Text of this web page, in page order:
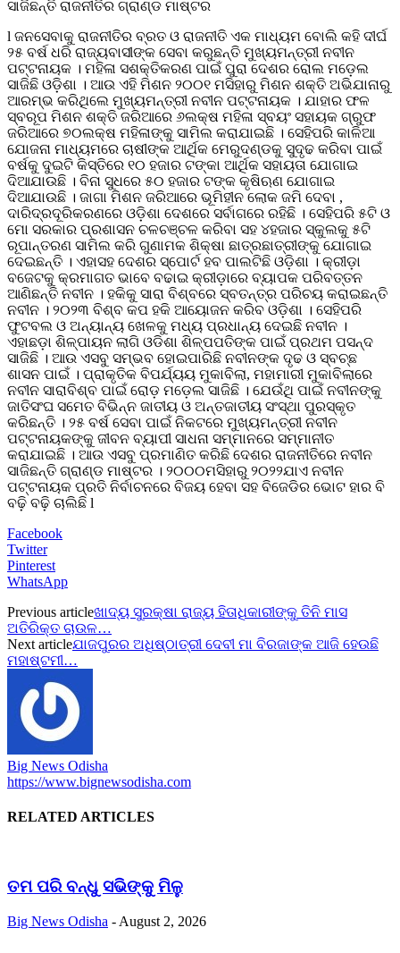
ସାଜିଛନ୍ତି ରାଜନୀତିର ଗ୍ରାଣ୍ଡ ମାଷ୍ଟର
l ଜନସେବାକୁ ରାଜନୀତିର ବ୍ରତ ଓ ରାଜନୀତି ଏକ ମାଧ୍ୟମ ବୋଲି କହି ଦୀର୍ଘ
୨୫ ବର୍ଷ ଧରି ରାଜ୍ୟବାସୀଙ୍କ ସେବା କରୁଛନ୍ତି ମୁଖ୍ୟମନ୍ତ୍ରୀ ନବୀନ
ପଟ୍ଟନାୟକ । ମହିଳା ସଶକ୍ତିକରଣ ପାଇଁ ପୁରା ଦେଶର ରୋଲ ମଡ଼େଲ
ସାଜିଛି ଓଡ଼ିଶା । ଆଉ ଏହି ମିଶନ ୨୦୦୧ ମସିହାରୁ ମିଶନ ଶକ୍ତି ଅଭିଯାନାରୁ
ଆରମ୍ଭ କରିଥିଲେ ମୁଖ୍ୟମନ୍ତ୍ରୀ ନବୀନ ପଟ୍ଟନାୟକ । ଯାହାର ଫଳ
ସ୍ବରୂପ ମିଶନ ଶକ୍ତି ଜରିଆରେ ୬ଲକ୍ଷ ମହିଳା ସ୍ବୟଂ ସହାୟକ ଗ୍ରୁଫ
ଜରିଆରେ ୭୦ଲକ୍ଷ ମହିଳାଙ୍କୁ ସାମିଲ କରାଯାଇଛି । ସେହିପରି କାଳିଆ
ଯୋଜନା ମାଧ୍ୟମରେ ଚାଷୀଙ୍କ ଆର୍ଥିକ ମେରୁଦଣ୍ଡକୁ ସୁଦୃଢ କରିବା ପାଇଁ
ବର୍ଷକୁ ଦୁଇଟି କିସ୍ତିରେ ୧୦ ହଜାର ଟଙ୍କା ଆର୍ଥିକ ସହାୟତା ଯୋଗାଇ
ଦିଆଯାଉଛି । ବିନା ସୁଧରେ ୫୦ ହଜାର ଟଙ୍କ କୃଷିଋଣ ଯୋଗାଇ
ଦିଆଯାଉଛି । ଜାଗା ମିଶନ ଜରିଆରେ ଭୂମିହୀନ ଲୋକ ଜମି ଦେବା ,
ଦାରିଦ୍ରଦୂରିକରଣରେ ଓଡ଼ିଶା ଦେଶରେ ସର୍ବାଗରେ ରହିଛି । ସେହିପରି ୫ଟି ଓ
ମୋ ସରକାର ପ୍ରଶାସନ ଚଳଚଞ୍ଚଳ କରିବା ସହ ୪ହଜାର ସ୍କୁଲକୁ ୫ଟି
ରୂପାନ୍ତରଣ ସାମିଲ କରି ଗୁଣାମକ ଶିକ୍ଷା ଛାତ୍ରଛାତ୍ରୀଙ୍କୁ ଯୋଗାଇ
ଦେଇଛନ୍ତି । ଏହାସହ ଦେଶର ସ୍ପୋର୍ଟ ହବ ପାଲଟିଛି ଓଡ଼ିଶା । କ୍ରୀଡ଼ା
ବଜେଟକୁ କ୍ରମାଗତ ଭାବେ ବଢାଇ କ୍ରୀଡ଼ାରେ ବ୍ୟାପକ ପରିବତ୍ତନ
ଆଣିଛନ୍ତି ନବୀନ । ହକିକୁ ସାରା ବିଶ୍ବରେ ସ୍ବତନ୍ତ୍ର ପରିଚୟ କରାଇଛନ୍ତି
ନବୀନ । ୨୦୨୩ ବିଶ୍ବ କପ ହକି ଆୟୋଜନ କରିବ ଓଡ଼ିଶା । ସେହିପରି
ଫୁଟବଲ ଓ ଅନ୍ୟାନ୍ୟ ଖେଳକୁ ମଧ୍ୟ ପ୍ରଧାନ୍ୟ ଦେଇଛି ନବୀନ ।
ଏହାଛଡ଼ା ଶିଳ୍ପାୟନ ଲାଗି ଓଡିଶା ଶିଳ୍ପପତିଙ୍କ ପାଇଁ ପ୍ରଥମ ପସନ୍ଦ
ସାଜିଛି । ଆଉ ଏସବୁ ସମ୍ଭବ ହୋଇପାରିଛି ନବୀନଙ୍କ ଦୃଢ ଓ ସ୍ବଚ୍ଛ
ଶାସନ ପାଇଁ । ପ୍ରାକୃତିକ ବିପର୍ଯ୍ୟୟ ମୁକାବିଲା, ମହାମାରୀ ମୁକାବିଲାରେ
ନବୀନ ସାରାବିଶ୍ବ ପାଇଁ ରୋଡ଼ ମଡ଼େଲ ସାଜିଛି । ଯେଉଁଥି ପାଇଁ ନବୀନଙ୍କୁ
ଜାତିସଂଘ ସମେତ ବିଭିନ୍ନ ଜାତୀୟ ଓ ଅନ୍ତଜାତୀୟ ସଂସ୍ଥା ପୁରସ୍କୃତ
କରିଛନ୍ତି । ୨୫ ବର୍ଷ ସେବା ପାଇଁ ନିକଟରେ ମୁଖ୍ୟମନ୍ତ୍ରୀ ନବୀନ
ପଟ୍ଟନାୟକଙ୍କୁ ଜୀବନ ବ୍ୟାପୀ ସାଧନା ସମ୍ମାନରେ ସମ୍ମାନୀତ
କରାଯାଇଛି । ଆଉ ଏସବୁ ପ୍ରମାଣିତ କରିଛି ଦେଶର ରାଜନୀତିରେ ନବୀନ
ସାଜିଛନ୍ତି ଗ୍ରାଣ୍ଡ ମାଷ୍ଟର । ୨୦୦୦ମସିହାରୁ ୨୦୨୨ଯାଏ ନବୀନ
ପଟ୍ଟନାୟକ ପ୍ରତି ନିର୍ବାଚନରେ ବିଜୟ ହେବା ସହ ବିଜେଡିର ଭୋଟ ହାର ବି
ବଢ଼ି ବଢ଼ି ଚାଲିଛି l
Facebook
Twitter
Pinterest
WhatsApp
Previous articleଖାଦ୍ୟ ସୁରକ୍ଷା ରାଜ୍ୟ ହିତାଧିକାରୀଙ୍କୁ ତିନି ମାସ
ଅତିରିକ୍ତ ଚାଉଳ…
Next articleଯାଜପୁରର ଅଧିଷ୍ଠାତ୍ରୀ ଦେବୀ ମା ବିରଜାଙ୍କ ଆଜି ହେଉଛି
ମହାଷ୍ଟମୀ…
Big News Odisha
https://www.bignewsodisha.com
RELATED ARTICLES
ତମ ପରି ବନ୍ଧୁ ସଭିଙ୍କୁ ମିଳୁ
Big News Odisha - August 2, 2026